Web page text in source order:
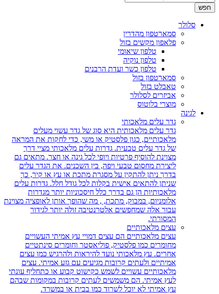
סמארטפון מהדרין
פלאפון מקשים בזול
טלפון שיאומי
טלפון נוקיה
טלפון כשר ועדת הרבנים
סמארטפון בזול
טאבלט בזול
אביזרים לסלולר
מוצרי בלוטוס
גדר עלים מלאכותי
גדר עלים מלאכותית היא סוג של גדר עשוי מעלים
מלאכותיים, כגון פלסטיק או משי, כדי לחקות את המראה
של גדר עלים טבעית. גדרות עלים מלאכותי מציי דרך
מצוינת להוסיף פרטיות ויופי לכל גינה או חצר. מתאים גם
ליצירת מחסום טבעי ויפה, בין השכנים. את הגדר עלים
בדרך ניתן להתקין על מסגרת מתכת או עץ או קיר, כך
שניתן להתאים אישית בקלות לכל גודל חלל. גדרות עלים
מלאכותיות הן גם בדרך כלל חיסכוניות יותר מגדרות
אלומניום, במבוק, מתכת, , מה שהופך אותן לאופציה מצוינת
עבור אלה שמחפשים אלטרנטיבה זולה יותר לגידור
עצים מלאכותיים
עצים מלאכותיים הם עצים דמויי עץ אמיתי העשויים
מחומרים כמו פלסטיק, פוליאסטר וחומרים סינתטיים
אחרים. עץ מלאכותי נועד להיראות ולהרגיש כמו עצים
אמיתיים ולעתים קרובות מגיעים עם גזע אמיתי. עצים
מלאכותיים עשויים לשמש כקישוט קבוע או כתחליף עונתי
לעץ אמיתי. הם משמשים לעתים קרובות במקומות שבהם
עץ אמיתי לא יוכל לשרוד כמו בבית או במשרד.